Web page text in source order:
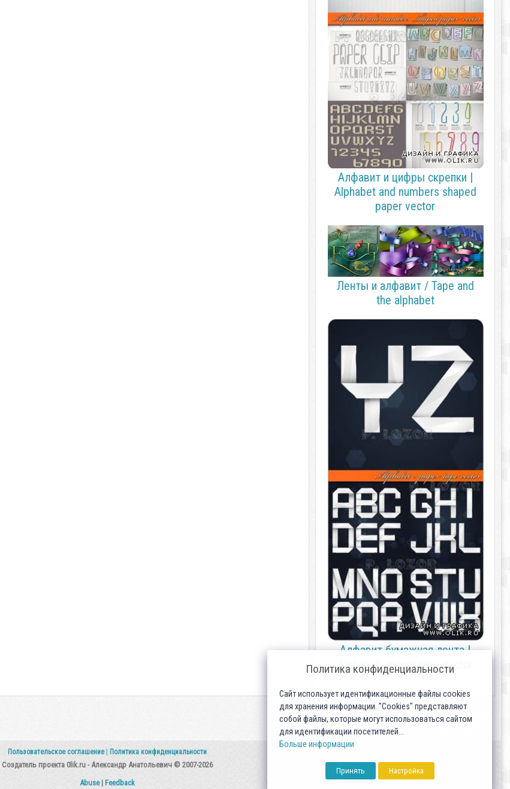
Алфавит и цифры скрепки |
Alphabet and numbers shaped
paper vector
Ленты и алфавит / Tape and
the alphabet
Алфавит бумажная лента |
Alphabet - paper tape vector
Пользовательское соглашение Политика конфиденциальности
Создатель проекта 0lik.ru - Александр Анатольевич © 2007-2026
Abuse| Feedback
Политика конфиденциальности
Сайт использует идентификационные файлы cookies
для хранения информации. "Cookies" представляют
собой файлы, которые могут использоваться сайтом
для идентификации посетителей...
Больше информации
Принять Настройка